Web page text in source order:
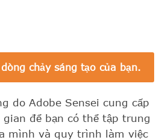
chảy sáng tạo của bạn.
do Adobe Sensei cung cấp
để bạn có thể tập trung
mình và quy trình làm việc